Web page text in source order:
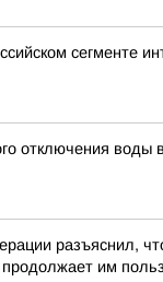
сегменте
отключения
разъяснил,
им